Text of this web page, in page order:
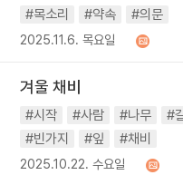
#목소리
#약속 #의문
2025.11.6. 목요일
겨울 채비
#시작 #사람 #나무 #
#빈가지
#잎 #채비
2025.10.22. 수요일